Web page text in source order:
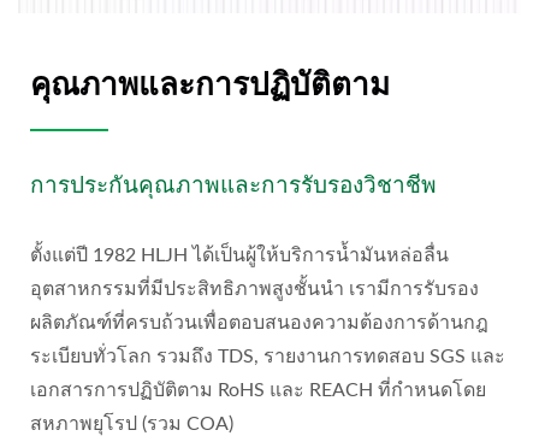
คุณภาพและการปฏิบัติตาม
การประกันคุณภาพและการรับรองวิชาชีพ
ตั้งแต่ปี 1982 HLJH ได้เป็นผู้ให้บริการน้ำมันหล่อลื่น
อุตสาหกรรมที่มีประสิทธิภาพสูงชั้นนำ เรามีการรับรอง
ผลิตภัณฑ์ที่ครบถ้วนเพื่อตอบสนองความต้องการด้านกฎ
ระเบียบทั่วโลก รวมถึง TDS, รายงานการทดสอบ SGS และ
เอกสารการปฏิบัติตาม RoHS และ REACH ที่กำหนดโดย
สหภาพยุโรป (รวม COA)